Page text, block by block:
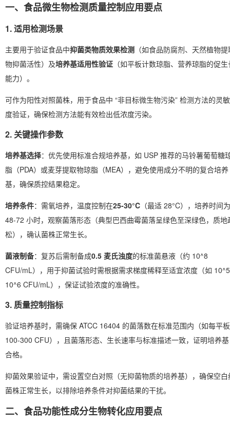
一、食品微生物检测质量控制应用要点
1. 适用检测场景
主要用于验证食品中抑菌类物质效果检测 （如食品防腐剂、天然植物提
物抑菌活性）及培养基适用性验证 （如平板计数琼脂、营养琼脂的促生
能力）。
可作为阳性对照菌株，用于食品中 “非目标微生物污染” 检测方法的灵敏
度验证，确保检测方法能有效检出低浓度污染。
2. 关键操作参数
培养基选择：优先使用标准合规培养基，如 USP 推荐的马铃薯葡萄糖
脂（PDA）或麦芽提取物琼脂（MEA），避免使用成分不明的复合培养
基，确保质控结果稳定。
培养条件：需氧培养，温度控制在25-30°C （最适 28°C），培养时间为
48-72 小时，观察菌落形态（典型巴西曲霉菌落呈绿色至深绿色，质地
松），确认菌株正常生长。
菌液制备：复苏后需制备成0.5 麦氏浊度的标准菌悬液（约 10^8
CFU/mL），用于抑菌试验时需根据需求梯度稀释至适宜浓度（如
10^6 CFU/mL），保证试验浓度的准确性。
3. 质量控制指标
验证培养基时，需确保 ATCC 16404 的菌落数在标准范围内（如每平板
100-300 CFU），且菌落形态、生长速率与标准描述一致，证明培养基
合格。
抑菌效果验证中，需设置空白对照（无抑菌物质的培养基），确保空白
菌株正常生长，以排除培养条件对抑菌结果的干扰。
二、食品功能性成分生物转化应用要点